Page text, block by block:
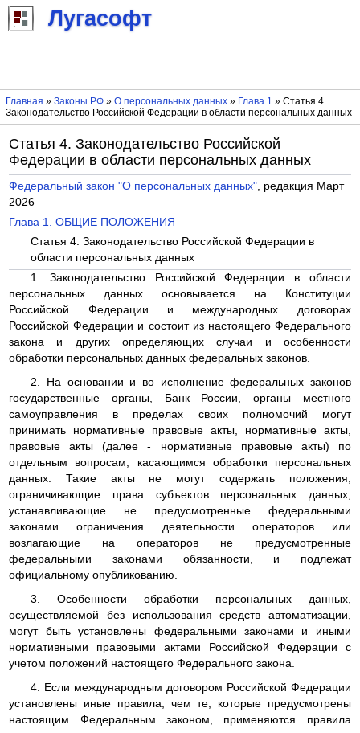
Лугасофт
Главная » Законы РФ» О персональных данных» Глава 1 » Статья 4.
Законодательство Российской Федерации в области персональных данных
Статья 4. Законодательство Российской
Федерации в области персональных данных
Федеральный закон "О персональных данных", редакция Март
2026
Глава 1. ОБЩИЕ ПОЛОЖЕНИЯ
Статья 4. Законодательство Российской Федерации в
области персональных данных
1. Законодательство Российской Федерации в области
персональных данных основывается на Конституции
Российской Федерации и международных договорах
Российской Федерации и состоит из настоящего Федерального
закона и других определяющих случаи и особенности
обработки персональных данных федеральных законов.
2. На основании и во исполнение федеральных законов
государственные органы, Банк России, органы местного
самоуправления в пределах своих полномочий могут
принимать нормативные правовые акты, нормативные акты,
правовые акты (далее - нормативные правовые акты) по
отдельным вопросам, касающимся обработки персональных
данных. Такие акты не могут содержать положения,
ограничивающие права субъектов персональных данных,
устанавливающие не предусмотренные федеральными
законами ограничения деятельности операторов или
возлагающие на операторов не предусмотренные
федеральными законами обязанности, и подлежат
официальному опубликованию.
3. Особенности обработки персональных данных,
осуществляемой без использования средств автоматизации,
могут быть установлены федеральными законами и иными
нормативными правовыми актами Российской Федерации с
учетом положений настоящего Федерального закона.
4. Если международным договором Российской Федерации
установлены иные правила, чем те, которые предусмотрены
настоящим Федеральным законом, применяются правила